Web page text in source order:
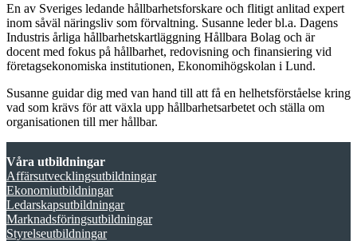
En av Sveriges ledande hållbarhetsforskare och flitigt anlitad expert
inom såväl näringsliv som förvaltning. Susanne leder bl.a. Dagens
Industris årliga hållbarhetskartläggning Hållbara Bolag och är
docent med fokus på hållbarhet, redovisning och finansiering vid
företagsekonomiska institutionen, Ekonomihögskolan i Lund.
Susanne guidar dig med van hand till att få en helhetsförståelse kring
vad som krävs för att växla upp hållbarhetsarbetet och ställa om
organisationen till mer hållbar.
Våra utbildningar
Affärsutvecklingsutbildningar
Ekonomiutbildningar
Ledarskapsutbildningar
Marknadsföringsutbildningar
Styrelseutbildningar